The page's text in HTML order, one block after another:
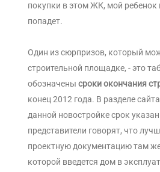
покупки в этом ЖК, мой ребенок
попадет.
Один из сюрпризов, который
строительной площадке, - это
обозначены сроки окончания
конец 2012 года. В разделе
данной новостройке срок
представители говорят, что
проектную документацию там
которой введется дом в